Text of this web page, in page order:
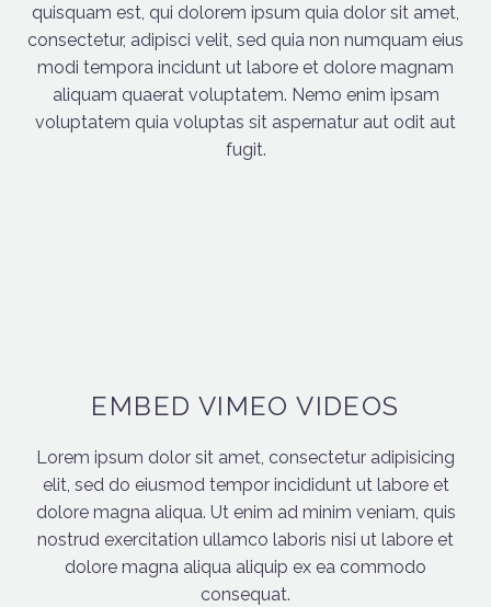
quisquam est, qui dolorem ipsum quia dolor sit amet,
consectetur, adipisci velit, sed quia non numquam eius
modi tempora incidunt ut labore et dolore magnam
aliquam quaerat voluptatem. Nemo enim ipsam
voluptatem quia voluptas sit aspernatur aut odit aut
fugit.
EMBED VIMEO VIDEOS
Lorem ipsum dolor sit amet, consectetur adipisicing
elit, sed do eiusmod tempor incididunt ut labore et
dolore magna aliqua. Ut enim ad minim veniam, quis
nostrud exercitation ullamco laboris nisi ut labore et
dolore magna aliqua aliquip ex ea commodo
consequat.